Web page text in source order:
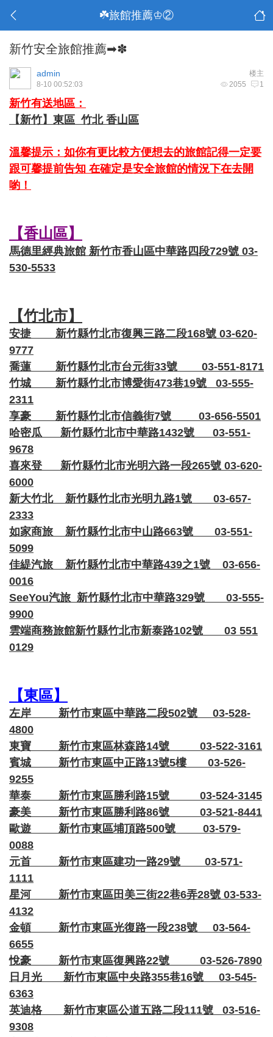
☘️旅館推薦♔②
新竹安全旅館推薦➡✽
楼主
admin
2055 1
8-10 00:52:03
新竹有送地區：
【新竹】東區 竹北 香山區
溫馨提示：如你有更比較方便想去的旅館記得一定要
跟可馨提前告知 在確定是安全旅館的情況下在去開
喲！
【香山區】
馬德里經典旅館 新竹市香山區中華路四段729號 03-
530-5533
【竹北市】
安捷 新竹縣竹北市復興三路二段168號 03-620-
9777
喬蓮 新竹縣竹北市台元街33號 03-551-8171
竹城 新竹縣竹北市博愛街473巷19號 03-555-
2311
享豪 新竹縣竹北市信義街7號 03-656-5501
哈密瓜 新竹縣竹北市中華路1432號 03-551-
9678
喜來登 新竹縣竹北市光明六路一段265號 03-620-
6000
新大竹北 新竹縣竹北市光明九路1號 03-657-
2333
如家商旅 新竹縣竹北市中山路663號 03-551-
5099
佳緹汽旅 新竹縣竹北市中華路439之1號 03-656-
0016
SeeYou汽旅 新竹縣竹北市中華路329號 03-555-
9900
雲端商務旅館新竹縣竹北市新泰路102號 03 551
0129
【東區】
左岸 新竹市東區中華路二段502號 03-528-
4800
東寶 新竹市東區林森路14號 03-522-3161
賓城 新竹市東區中正路13號5樓 03-526-
9255
華泰 新竹市東區勝利路15號 03-524-3145
豪美 新竹市東區勝利路86號 03-521-8441
歐遊 新竹市東區埔頂路500號 03-579-
0088
元首 新竹市東區建功一路29號 03-571-
1111
星河 新竹市東區田美三街22巷6弄28號 03-533-
4132
金頓 新竹市東區光復路一段238號 03-564-
6655
悅豪 新竹市東區復興路22號 03-526-7890
日月光 新竹市東區中央路355巷16號 03-545-
6363
英迪格 新竹市東區公道五路二段111號 03-516-
9308